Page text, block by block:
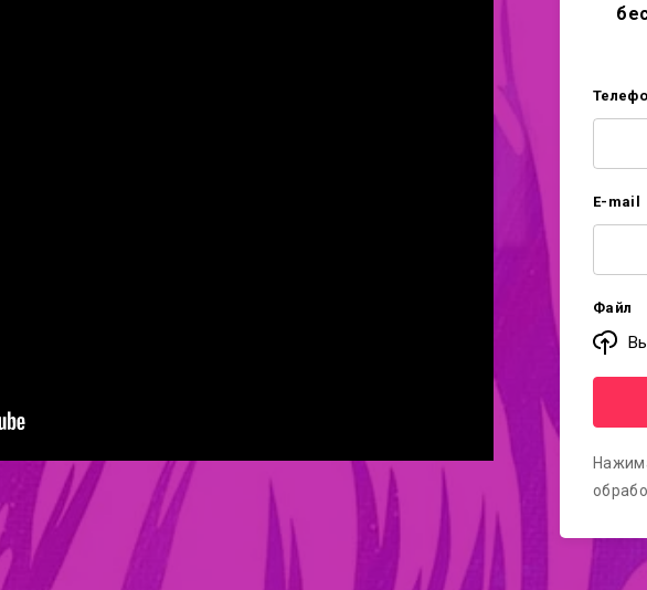
E-mail
Файл